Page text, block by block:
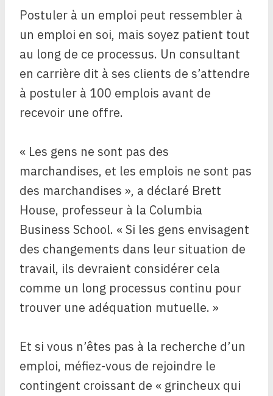
Postuler à un emploi peut ressembler à
un emploi en soi, mais soyez patient tout
au long de ce processus. Un consultant
en carrière dit à ses clients de s’attendre
à postuler à 100 emplois avant de
recevoir une offre.
« Les gens ne sont pas des
marchandises, et les emplois ne sont pas
des marchandises », a déclaré Brett
House, professeur à la Columbia
Business School. « Si les gens envisagent
des changements dans leur situation de
travail, ils devraient considérer cela
comme un long processus continu pour
trouver une adéquation mutuelle. »
Et si vous n’êtes pas à la recherche d’un
emploi, méfiez-vous de rejoindre le
contingent croissant de « grincheux qui